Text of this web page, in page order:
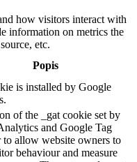
how visitors interact with
information on metrics the
etc.
Popis
is installed by Google
of the _gat cookie set by
and Google Tag
to allow website owners to
behaviour and measure